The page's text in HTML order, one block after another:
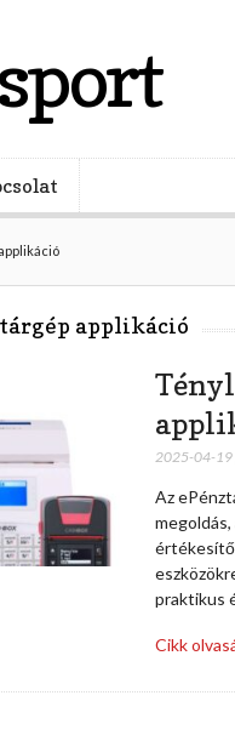
applikáció
2025-04-19,
Az
praktikus
Cikk